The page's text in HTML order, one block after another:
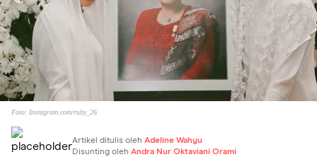
Foto: Instagram.com/ruby_26
Artikel ditulis oleh Adeline Wahyu
Disunting oleh Andra Nur Oktaviani Orami